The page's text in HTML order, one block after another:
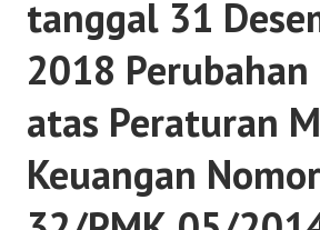
tanggal 31
2018 Perubahan
atas Peraturan
Keuangan Nomor